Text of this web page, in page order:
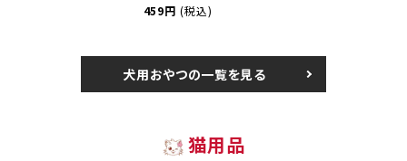
459円 (税込)
犬用おやつの一覧を見る
猫用品